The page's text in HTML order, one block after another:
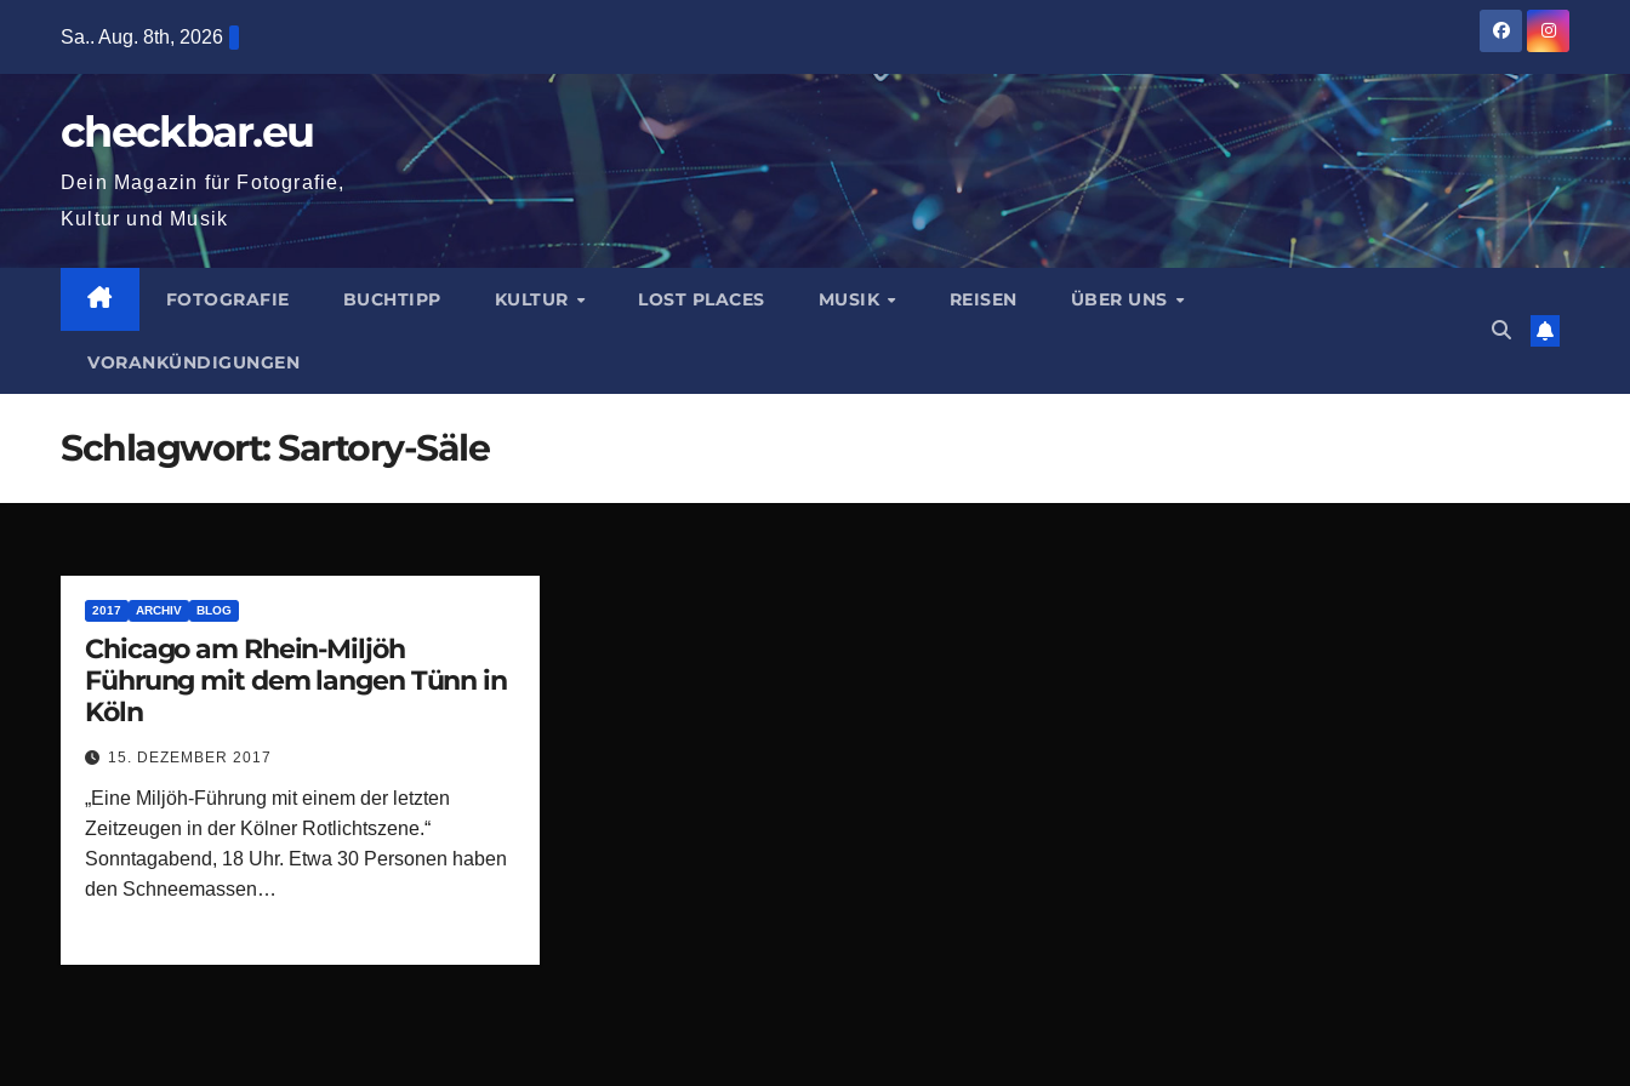
springen
Sa.. Aug. 8th, 2026
checkbar.eu
Dein Magazin für Fotografie,
Kultur und Musik
FOTOGRAFIE BUCHTIPP KULTUR LOST PLACES MUSIK REISEN ÜBER UNS
VORANKÜNDIGUNGEN
Schlagwort:Sartory-Säle
2017 ARCHIV BLOG
Chicago am Rhein-Miljöh
Führung mit dem langen Tünn in
Köln
15. DEZEMBER 2017
„Eine Miljöh-Führung mit einem der letzten
Zeitzeugen in der Kölner Rotlichtszene.“
Sonntagabend, 18 Uhr. Etwa 30 Personen haben
den Schneemassen…